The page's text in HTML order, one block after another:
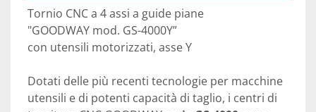
Tornio CNC a 4 assi a guide piane
"GOODWAY mod. GS-4000Y”
con utensili motorizzati, asse Y
Dotati delle più recenti tecnologie per macchine
utensili e di potenti capacità di taglio, i centri di